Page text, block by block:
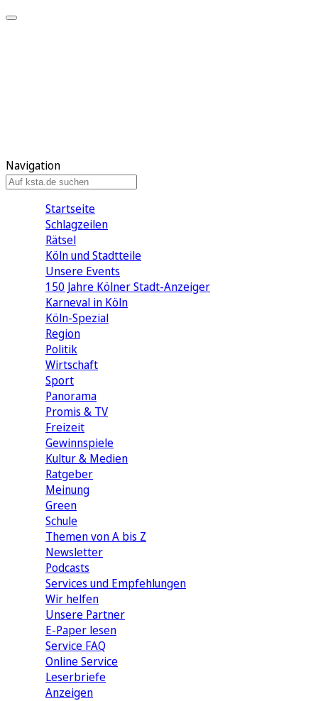
Navigation
Startseite
Schlagzeilen
Rätsel
Köln und Stadtteile
Unsere Events
150 Jahre Kölner Stadt-Anzeiger
Karneval in Köln
Köln-Spezial
Region
Politik
Wirtschaft
Sport
Panorama
Promis & TV
Freizeit
Gewinnspiele
Kultur & Medien
Ratgeber
Meinung
Green
Schule
Themen von A bis Z
Newsletter
Podcasts
Services und Empfehlungen
Wir helfen
Unsere Partner
E-Paper lesen
Service FAQ
Online Service
Leserbriefe
Anzeigen